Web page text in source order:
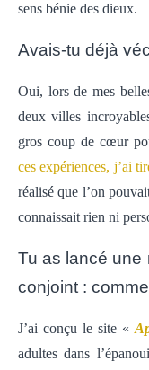
sens bénie des dieux.
Avais-tu déjà
Oui, lors de mes
deux villes
gros coup de cœur
ces expériences, j’ai
réalisé que l’on
connaissait rien ni
Tu as lancé une
conjoint :
J’ai conçu le site «
adultes dans